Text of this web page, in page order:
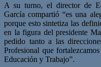
A su turno, el director de
García compartió “es una
porque esto sintetiza las
en la figura del presidente
pedido tanto a las
Profesional que
Educación y Trabajo”.